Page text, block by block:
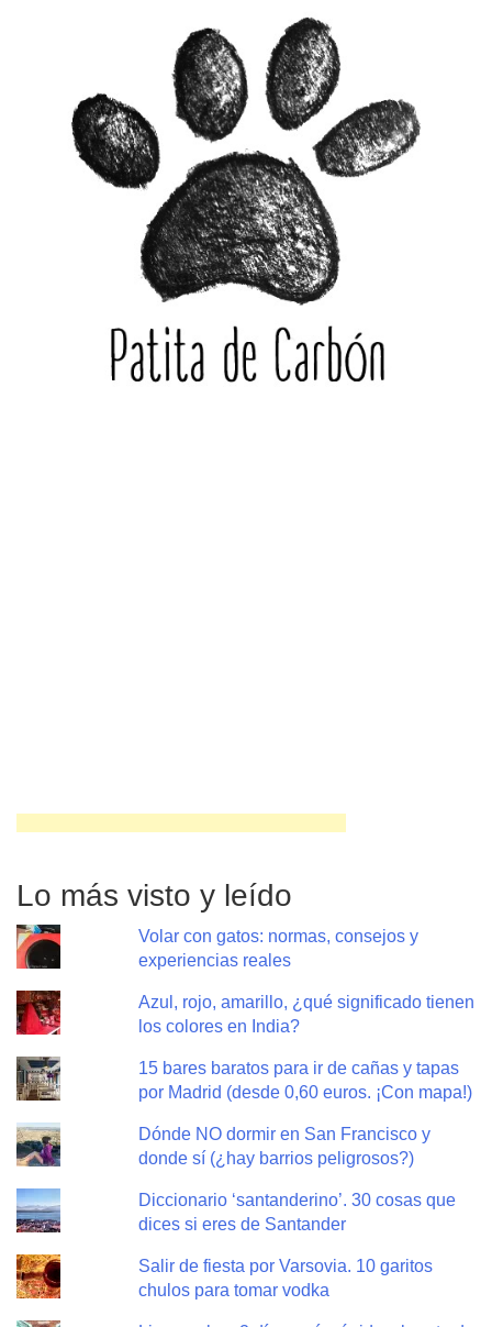
Lo más visto y leído
Volar con gatos: normas, consejos y
experiencias reales
Azul, rojo, amarillo, ¿qué significado tienen
los colores en India?
15 bares baratos para ir de cañas y tapas
por Madrid (desde 0,60 euros. ¡Con mapa!)
Dónde NO dormir en San Francisco y
donde sí (¿hay barrios peligrosos?)
Diccionario ‘santanderino’. 30 cosas que
dices si eres de Santander
Salir de fiesta por Varsovia. 10 garitos
chulos para tomar vodka